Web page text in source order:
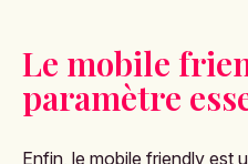
Le mobile
paramètre
Enfin, le mobile friendly est